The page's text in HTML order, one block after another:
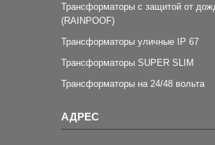
Трансформаторы с защитой от
(RAINPOOF)
Трансформаторы уличные IP 67
Трансформаторы SUPER SLIM
Трансформаторы на 24/48 вольта